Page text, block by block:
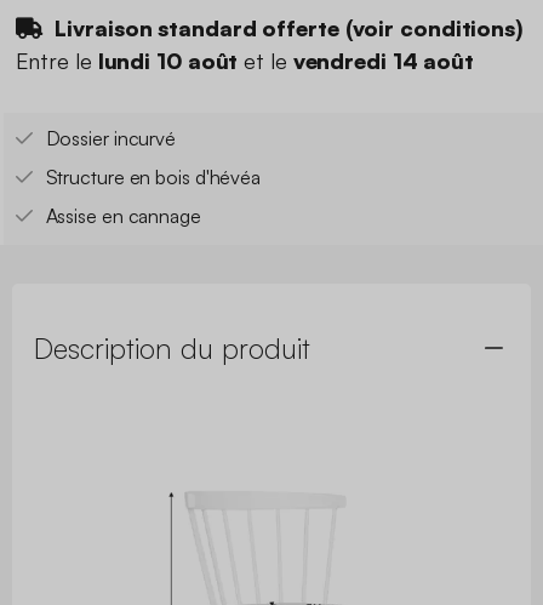
Livraison standard offerte (voir conditions)
Entre le lundi 10 août et le vendredi 14 août
Dossier incurvé
Structure en bois d'hévéa
Assise en cannage
Description du produit